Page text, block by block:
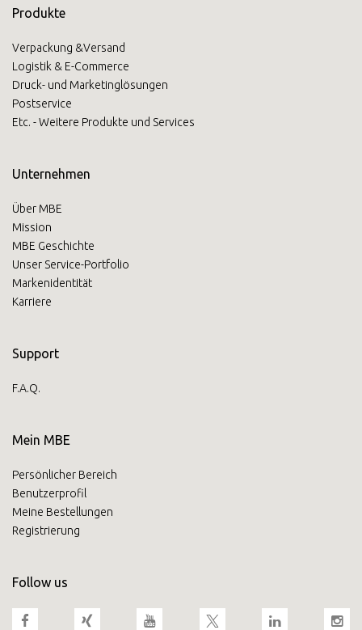
Produkte
Verpackung &Versand
Logistik & E-Commerce
Druck- und Marketinglösungen
Postservice
Etc. - Weitere Produkte und Services
Unternehmen
Über MBE
Mission
MBE Geschichte
Unser Service-Portfolio
Markenidentität
Karriere
Support
F.A.Q.
Mein MBE
Persönlicher Bereich
Benutzerprofil
Meine Bestellungen
Registrierung
Follow us
Africa
Americas
Asia/Pacific
Central Asia
ROW
Odereröffnen Sie ein MBE Center